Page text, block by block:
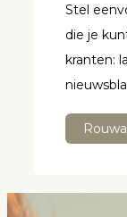
Stel
die je
kranten: